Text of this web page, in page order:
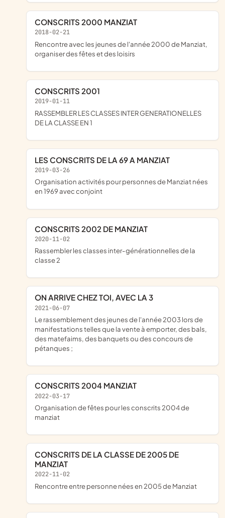
CONSCRITS 2000 MANZIAT
2018-02-21
rencontre avec les jeunes de l'année 2000 de Manziat,
organiser des fêtes et des loisirs
CONSCRITS 2001
2019-01-11
RASSEMBLER LES CLASSES INTER GENERATIONELLES
DE LA CLASSE EN 1
LES CONSCRITS DE LA 69 A MANZIAT
2019-03-26
organisation activités pour personnes de Manziat nées
en 1969 avec conjoint
CONSCRITS 2002 DE MANZIAT
2020-11-02
rassembler les classes inter-générationnelles de la
classe 2
ON ARRIVE CHEZ TOI, AVEC LA 3
2021-06-07
le rassemblement des jeunes de l'année 2003 lors de
manifestations telles que la vente à emporter, des bals,
des matefaims, des banquets ou des concours de
pétanques ;
CONSCRITS 2004 MANZIAT
2022-03-17
organisation de fêtes pour les conscrits 2004 de
manziat
CONSCRITS DE LA CLASSE DE 2005 DE
MANZIAT
2022-11-02
rencontre entre personne nées en 2005 de Manziat